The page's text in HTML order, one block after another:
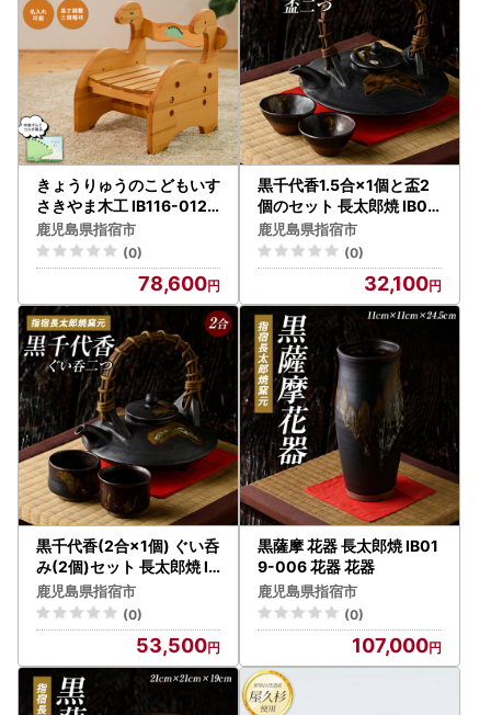
きょうりゅうのこどもいす
さきやま木工 IB116-012
椅子 椅子
鹿児島県指宿市
(0)
78,600
黒千代香1.5合×1個と盃2
個のセット 長太郎焼 IB01
9-002 陶芸品 陶芸品
鹿児島県指宿市
(0)
32,100
黒千代香(2合×1個) ぐい呑
み(2個)セット 長太郎焼 IB
019-003 陶芸品 陶芸品
鹿児島県指宿市
(0)
53,500
黒薩摩 花器 長太郎焼 IB01
9-006 花器 花器
鹿児島県指宿市
(0)
107,000